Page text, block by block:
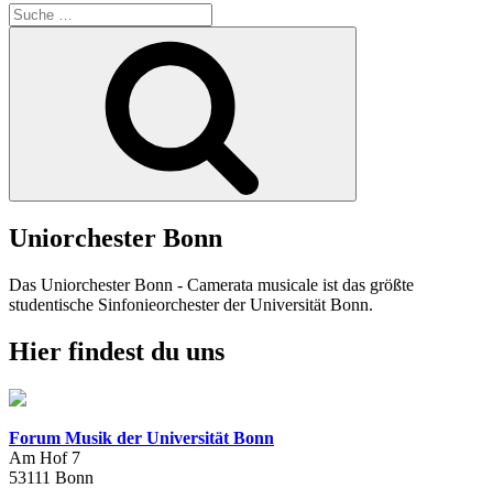
Suche
nach:
Uniorchester Bonn
Das Uniorchester Bonn - Camerata musicale ist das größte
studentische Sinfonieorchester der Universität Bonn.
Hier findest du uns
Forum Musik der Universität Bonn
Am Hof 7
53111 Bonn